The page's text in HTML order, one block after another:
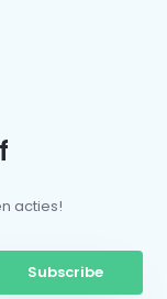
acties!
Subscribe